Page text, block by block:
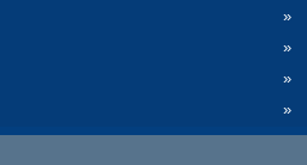
»
»
»
»